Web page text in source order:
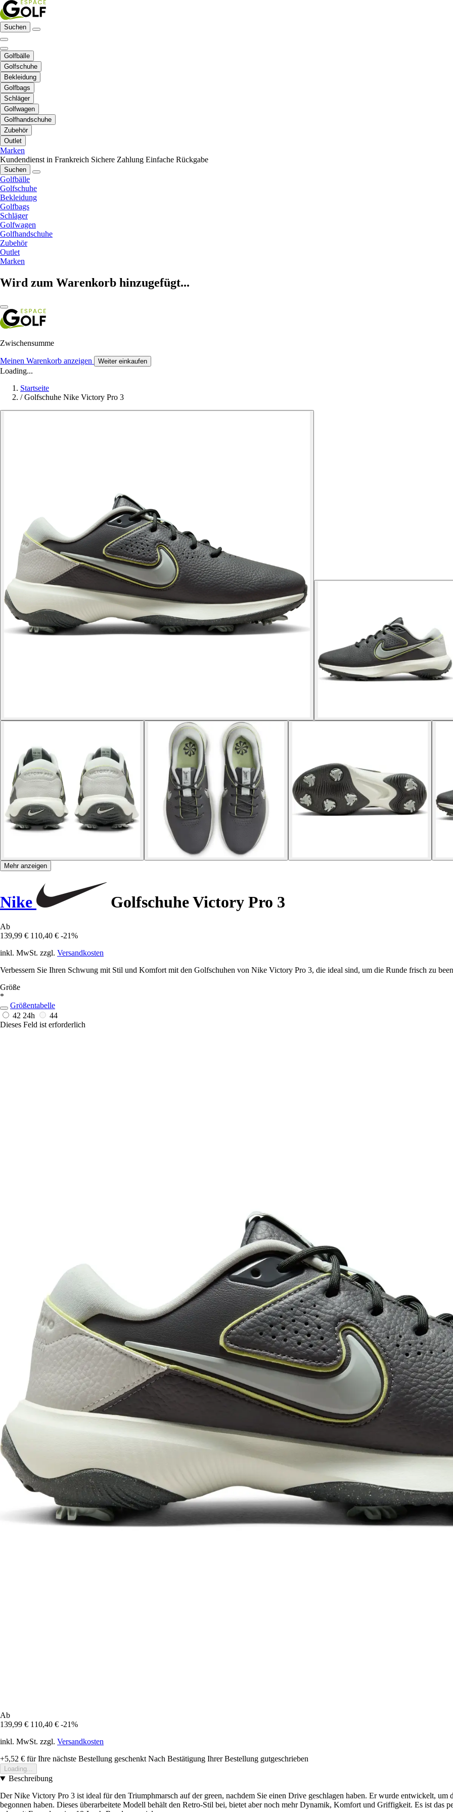
Suchen
Golfbälle
Golfschuhe
Bekleidung
Golfbags
Schläger
Golfwagen
Golfhandschuhe
Zubehör
Outlet
Marken
Kundendienst in Frankreich Sichere Zahlung Einfache Rückgabe
Suchen
Golfbälle
Golfschuhe
Bekleidung
Golfbags
Schläger
Golfwagen
Golfhandschuhe
Zubehör
Outlet
Marken
Wird zum Warenkorb hinzugefügt...
Zwischensumme
Meinen Warenkorb anzeigen Weiter einkaufen
Loading...
Startseite
/ Golfschuhe Nike Victory Pro 3
Mehr anzeigen
Nike Golfschuhe Victory Pro 3
Ab
139,99 € 110,40 € -21%
inkl. MwSt. zzgl. Versandkosten
Verbessern Sie Ihren Schwung mit Stil und Komfort mit den Golfschuhen von Nike Victory Pro 3, die ideal sind, um die Runde frisch zu
Größe
*
Größentabelle
42 24h
44
Dieses Feld ist erforderlich
Ab
139,99 € 110,40 € -21%
inkl. MwSt. zzgl. Versandkosten
+5,52 € für Ihre nächste Bestellung geschenkt Nach Bestätigung Ihrer Bestellung gutgeschrieben
Loading...
Beschreibung
Der Nike Victory Pro 3 ist ideal für den Triumphmarsch auf der green, nachdem Sie einen Drive geschlagen haben. Er wurde entwickelt, um
begonnen haben. Dieses überarbeitete Modell behält den Retro-Stil bei, bietet aber noch mehr Dynamik, Komfort und Griffigkeit. Es ist das